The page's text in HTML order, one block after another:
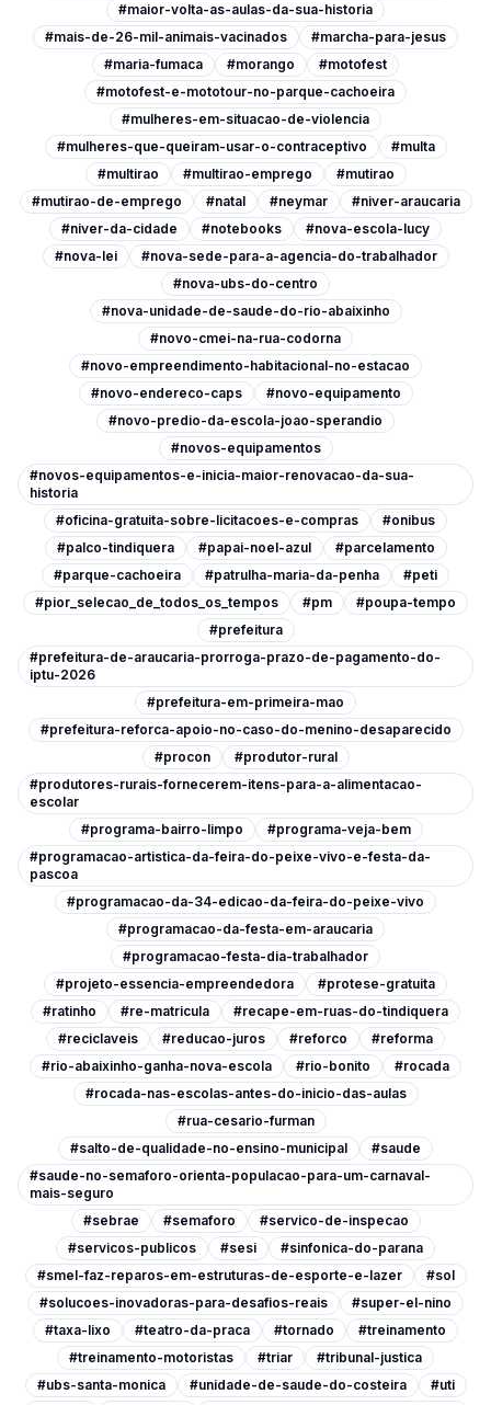
#maior-volta-as-aulas-da-sua-historia
#mais-de-26-mil-animais-vacinados
#marcha-para-jesus
#maria-fumaca
#morango
#motofest
#motofest-e-mototour-no-parque-cachoeira
#mulheres-em-situacao-de-violencia
#mulheres-que-queiram-usar-o-contraceptivo
#multa
#multirao
#multirao-emprego
#mutirao
#mutirao-de-emprego
#natal #neymar
#niver-araucaria
#niver-da-cidade
#notebooks
#nova-escola-lucy
#nova-lei
#nova-sede-para-a-agencia-do-trabalhador
#nova-ubs-do-centro
#nova-unidade-de-saude-do-rio-abaixinho
#novo-cmei-na-rua-codorna
#novo-empreendimento-habitacional-no-estacao
#novo-endereco-caps
#novo-equipamento
#novo-predio-da-escola-joao-sperandio
#novos-equipamentos
#novos-equipamentos-e-inicia-maior-renovacao-da-sua-
historia
#oficina-gratuita-sobre-licitacoes-e-compras
#onibus
#palco-tindiquera
#papai-noel-azul
#parcelamento
#parque-cachoeira
#patrulha-maria-da-penha
#peti
#pior_selecao_de_todos_os_tempos
#pm
#poupa-tempo
#prefeitura
#prefeitura-de-araucaria-prorroga-prazo-de-pagamento-do-
iptu-2026
#prefeitura-em-primeira-mao
#prefeitura-reforca-apoio-no-caso-do-menino-desaparecido
#procon
#produtor-rural
#produtores-rurais-fornecerem-itens-para-a-alimentacao-
escolar
#programa-bairro-limpo
#programa-veja-bem
#programacao-artistica-da-feira-do-peixe-vivo-e-festa-da-
pascoa
#programacao-da-34-edicao-da-feira-do-peixe-vivo
#programacao-da-festa-em-araucaria
#programacao-festa-dia-trabalhador
#projeto-essencia-empreendedora
#protese-gratuita
#ratinho
#re-matricula
#recape-em-ruas-do-tindiquera
#reciclaveis
#reducao-juros #reforco
#reforma
#rio-abaixinho-ganha-nova-escola
#rio-bonito
#rocada
#rocada-nas-escolas-antes-do-inicio-das-aulas
#rua-cesario-furman
#salto-de-qualidade-no-ensino-municipal
#saude
#saude-no-semaforo-orienta-populacao-para-um-carnaval-
mais-seguro
#sebrae
#semaforo
#servico-de-inspecao
#servicos-publicos
#sesi
#sinfonica-do-parana
#smel-faz-reparos-em-estruturas-de-esporte-e-lazer
#sol
#solucoes-inovadoras-para-desafios-reais
#super-el-nino
#taxa-lixo
#teatro-da-praca #tornado
#treinamento
#treinamento-motoristas
#triar
#tribunal-justica
#ubs-santa-monica
#unidade-de-saude-do-costeira
#uti